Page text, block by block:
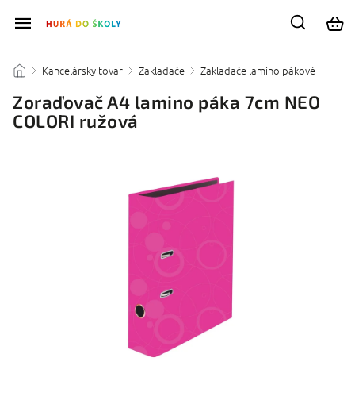
/ Kancelársky tovar / Zakladače / Zakladače lamino pákové
Zoraďovač A4 lamino páka 7cm NEO
COLORI ružová